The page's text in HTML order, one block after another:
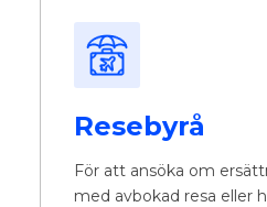
Resebyrå
För att ansöka om
med avbokad resa eller